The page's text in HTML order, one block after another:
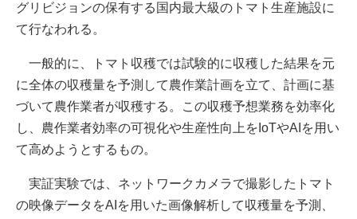
グリビジョンの保有する国内最大級のトマト生産施設に
て行なわれる。
一般的に、トマト収穫では試験的に収穫した結果を元
に全体の収穫量を予測して農作業計画を立て、計画に基
づいて農作業者が収穫する。この収穫予想業務を効率化
し、農作業者効率の可視化や生産性向上をIoTやAIを用い
て高めようとするもの。
実証実験では、ネットワークカメラで撮影したトマト
の映像データをAIを用いた画像解析して収穫量を予測、